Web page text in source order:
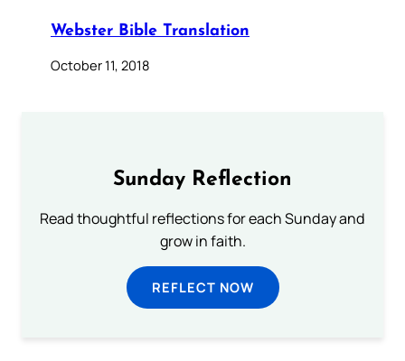
Webster Bible Translation
October 11, 2018
Sunday Reflection
Read thoughtful reflections for each Sunday and
grow in faith.
REFLECT NOW